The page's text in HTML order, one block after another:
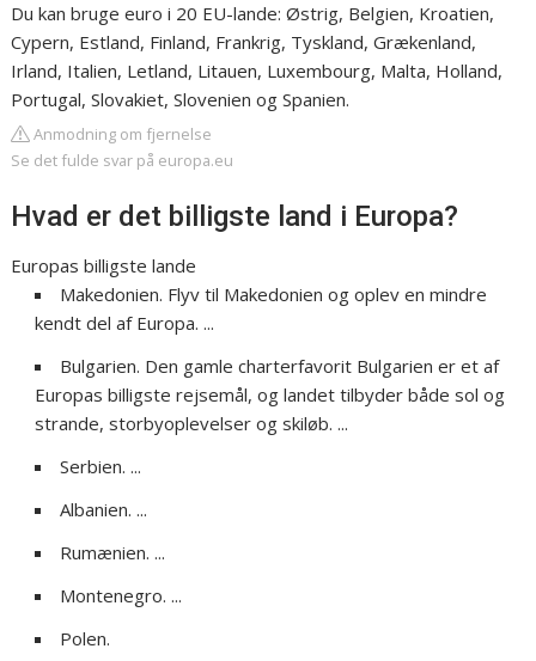
Du kan bruge euro i 20 EU-lande: Østrig, Belgien, Kroatien,
Cypern, Estland, Finland, Frankrig, Tyskland, Grækenland,
Irland, Italien, Letland, Litauen, Luxembourg, Malta, Holland,
Portugal, Slovakiet, Slovenien og Spanien.
Anmodning om fjernelse
Se det fulde svar på europa.eu
Hvad er det billigste land i Europa?
Europas billigste lande
Makedonien. Flyv til Makedonien og oplev en mindre
kendt del af Europa. ...
Bulgarien. Den gamle charterfavorit Bulgarien er et af
Europas billigste rejsemål, og landet tilbyder både sol og
strande, storbyoplevelser og skiløb. ...
Serbien. ...
Albanien. ...
Rumænien. ...
Montenegro. ...
Polen.